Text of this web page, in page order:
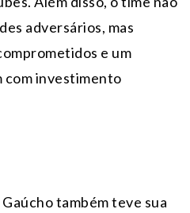
adversários, mas
e um
com investimento
também teve sua